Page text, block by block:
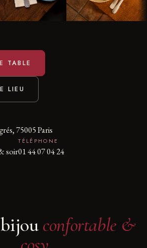
TABLE
LIEU
75005 Paris
soir
TÉLÉPHONE
01 44 07 04 24
confortable &